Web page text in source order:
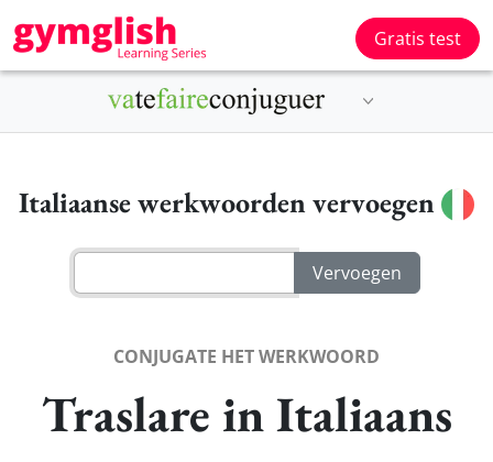
Gratis test
Italiaanse werkwoorden vervoegen
CONJUGATE HET WERKWOORD
Traslare in Italiaans